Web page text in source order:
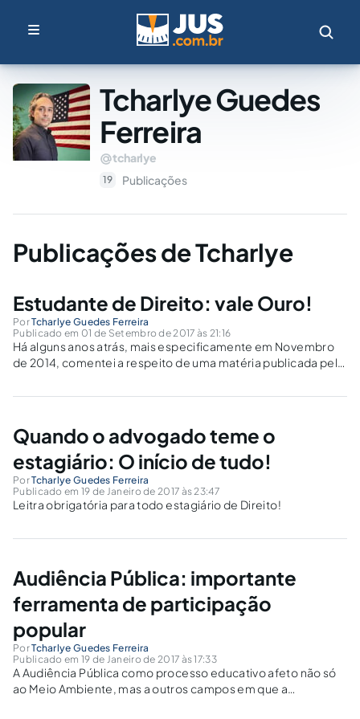
Tcharlye Guedes
Ferreira
tcharlye
19 Publicações
Publicações de Tcharlye
Estudante de Direito: vale Ouro!
PorTcharlye Guedes Ferreira
Publicado em 01 de Setembro de 2017 às 21:16
Há alguns anos atrás, mais especificamente em Novembro
de 2014, comentei a respeito de uma matéria publicada pelo
do assunto com o seguinte título: "Sorria, estudante de
Quando o advogado teme o
estagiário: O início de tudo!
PorTcharlye Guedes Ferreira
Publicado em 19 de Janeiro de 2017 às 23:47
Leitra obrigatória para todo estagiário de Direito!
Audiência Pública: importante
ferramenta de participação
popular
PorTcharlye Guedes Ferreira
Publicado em 19 de Janeiro de 2017 às 17:33
A Audiência Pública como processo educativo afeto não só
ao Meio Ambiente, mas a outros campos em que a